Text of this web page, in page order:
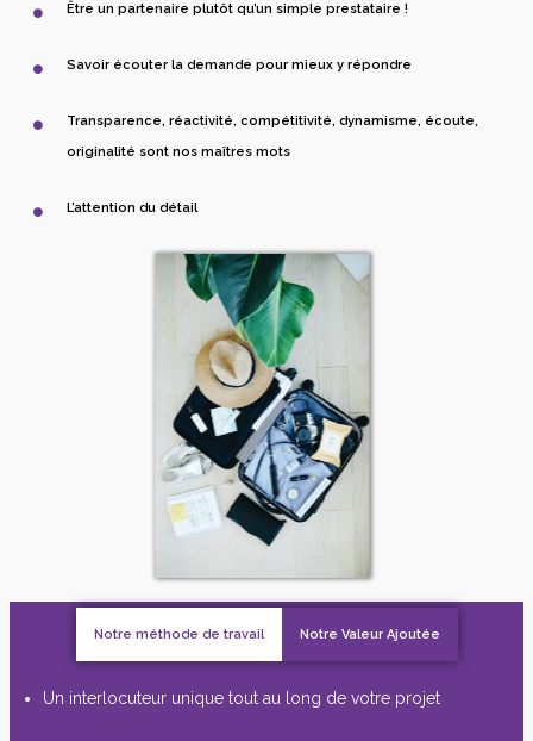
Être un partenaire plutôt qu’un simple prestataire !
Savoir écouter la demande pour mieux y répondre
Transparence, réactivité, compétitivité, dynamisme, écoute,
originalité sont nos maîtres mots
L’attention du détail
Notre méthode de travail Notre Valeur Ajoutée
Un interlocuteur unique tout au long de votre projet